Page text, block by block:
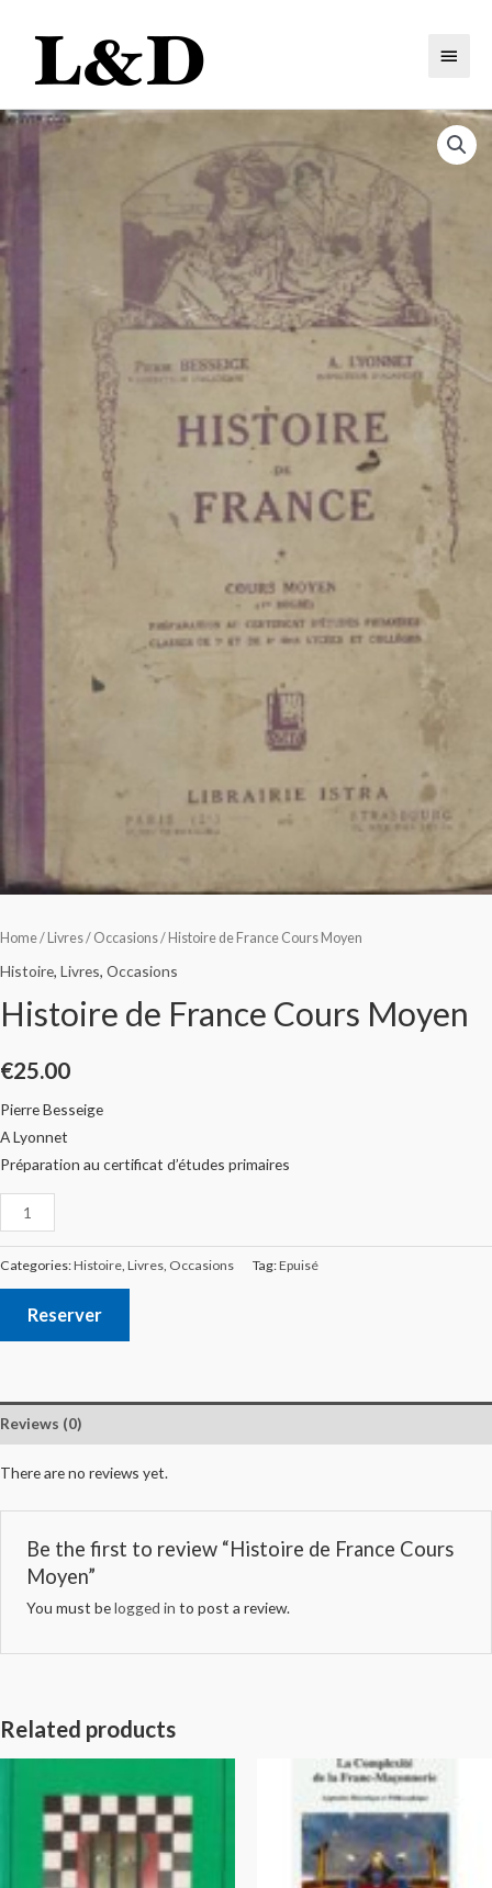
Home/ Livres/ Occasions/ Histoire de France Cours Moyen
Histoire, Livres, Occasions
Histoire de France Cours Moyen
€25.00
Pierre Besseige
A Lyonnet
Préparation au certificat d’études primaires
Categories:Histoire, Livres, Occasions Tag:Epuisé
Reserver
Reviews (0)
There are no reviews yet.
Be the first to review “Histoire de France Cours
Moyen”
You must belogged in to post a review.
Related products